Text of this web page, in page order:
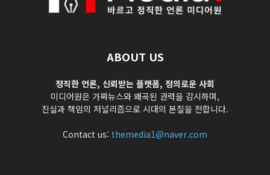
ABOUT US
정직한 언론, 신뢰받는 플랫폼, 정의로운 사회
미디어원은 가짜뉴스와 왜곡된 권력을 감시하며,
진실과 책임의 저널리즘으로 시대의 본질을 전합니다.
Contact us: themedia1@naver.com